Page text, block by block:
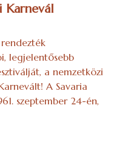
Karnevál
legjelentősebb
a nemzetközi
A Savaria
szeptember 24-én,